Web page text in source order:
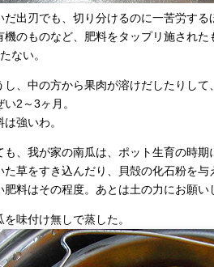
だ出刃でも、切り分けるのに一苦労する
のものなど、肥料をタップリ施された
ない。
、中の方から果肉が溶けだしたりして、
2～3ヶ月。
強いわ。
、我が家の南瓜は、ポット生育の時期
草をすき込んだり、貝殻の化石粉を与
肥料はその程度。あとは土の力にお願い
味付け無しで蒸した。